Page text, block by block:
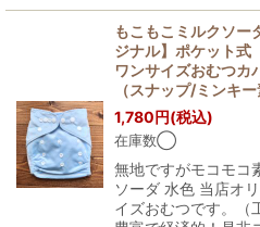
もこもこミルクソー
ジナル】ポケット式
ワンサイズおむつカ
（スナップ/ミンキ
1,780円(税込)
在庫数◯
無地ですがモコモコ
ソーダ 水色 当店オ
イズおむつです。（